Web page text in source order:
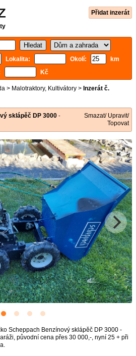
Přidat inzerát
Lokalita:
Okolí:
km
Kč
> Malotraktory, Kultivátory > Inzerát č.
sklápěč DP 3000 -
Smazat/ Upravit/
Topovat
Scheppach Benzínový sklápěč DP 3000 -
původní cena přes 30 000,-, nyní 25 + při